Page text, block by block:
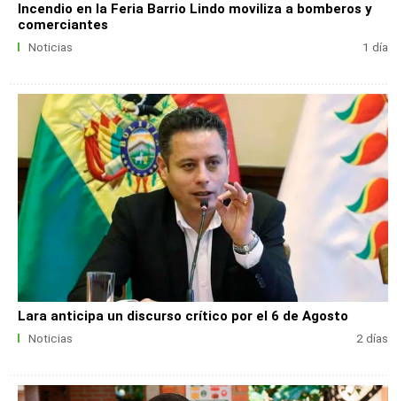
Incendio en la Feria Barrio Lindo moviliza a bomberos y
comerciantes
Noticias 1 día
Lara anticipa un discurso crítico por el 6 de Agosto
Noticias 2 días